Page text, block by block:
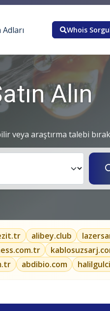
Whois
Alın
veya araştırma talebi
alibey.club
abdibio.com